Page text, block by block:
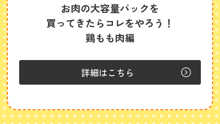
お肉の大容量パックを
買ってきたらコレをやろう！
鶏もも肉編
詳細はこちら